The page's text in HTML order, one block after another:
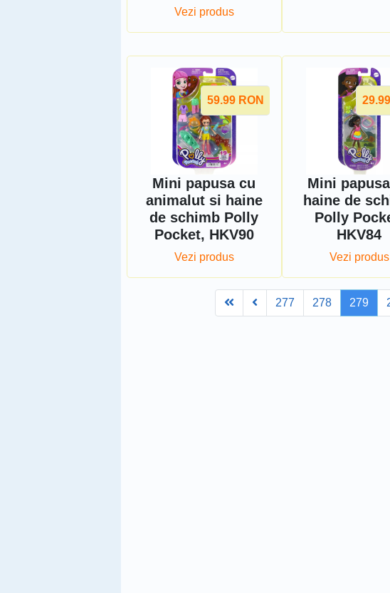
Vezi produs
59.99 RON
Mini papusa cu
animalut si haine
de schimb Polly
Pocket, HKV90
Vezi produs
29.99
Mini
haine de
Polly
HKV84
Vezi produs
FirstPrev277 278 279